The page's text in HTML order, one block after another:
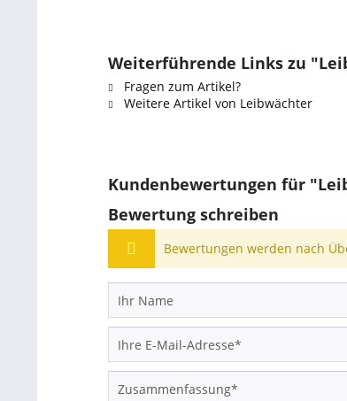
Weiterführende Links zu
Fragen zum Artikel?
Weitere Artikel von Leibwächter
Kundenbewertungen für
Bewertung schreiben
Bewertungen werden nach